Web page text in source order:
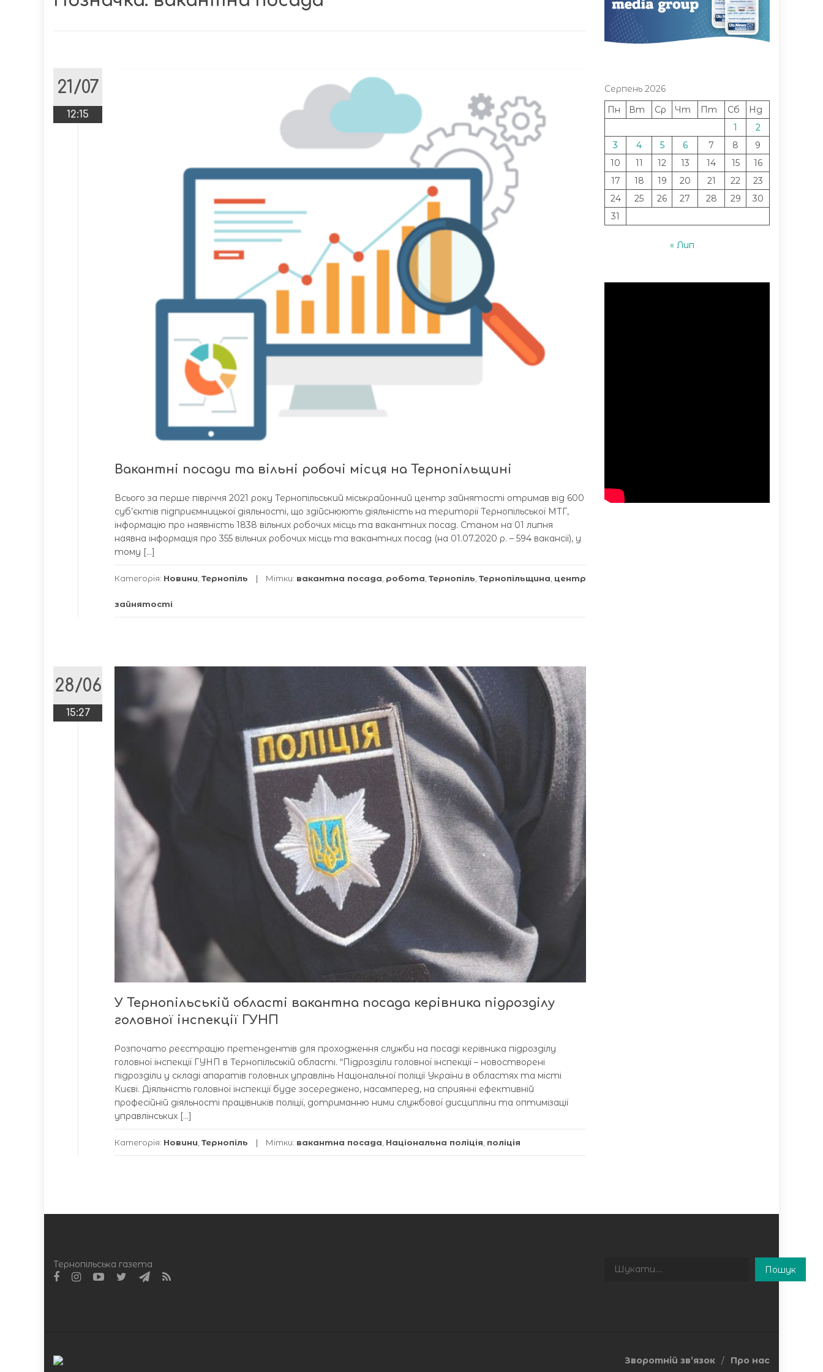
21/07
12:15
Вакантні посади та вільні робочі місця на Тернопільщині
Всього за перше півріччя 2021 року Тернопільський міськрайонний центр зайнятості отримав від 600
суб’єктів підприємницької діяльності, що здійснюють діяльність на території Тернопільської МТГ,
інформацію про наявність 1838 вільних робочих місць та вакантних посад. Станом на 01 липня
наявна інформація про 355 вільних робочих місць та вакантних посад (на 01.07.2020 р. – 594 вакансії), у
тому […]
Категорія: Новини, Тернопіль Мітки: вакантна посада, робота, Тернопіль, Тернопільщина, центр
зайнятості
28/06
15:27
У Тернопільській області вакантна посада керівника підрозділу
головної інспекції ГУНП
Розпочато реєстрацію претендентів для проходження служби на посаді керівника підрозділу
головної інспекції ГУНП в Тернопільській області. “Підрозділи головної інспекції – новостворені
підрозділи у складі апаратів головних управлінь Національної поліції України в областях та місті
Києві. Діяльність головної інспекції буде зосереджено, насамперед, на сприянні ефективній
професійній діяльності працівників поліції, дотриманню ними службової дисципліни та оптимізації
управлінських […]
Категорія: Новини Тернопіль Мітки: вакантна посада Національна поліція поліція
Серпень 2026
Пн
Вт Ср Чт Пт Сб
Нд
1
2
3
4 5 6 7 8
9
10
11 12 13 14 15
16
17
18 19 20 21 22
23
24
25 26 27 28 29
30
31
« Лип
Тернопільська газета Пошук
Пошук
Зворотній зв’язок Про нас